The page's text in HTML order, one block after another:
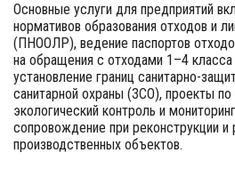
Основные услуги для предприятий
нормативов образования отходов и
(ПНООЛР), ведение паспортов
на обращения с отходами 1–4
установление границ санитарно-
санитарной охраны (ЗСО), проекты
экологический контроль и
сопровождение при реконструкции и
производственных объектов.